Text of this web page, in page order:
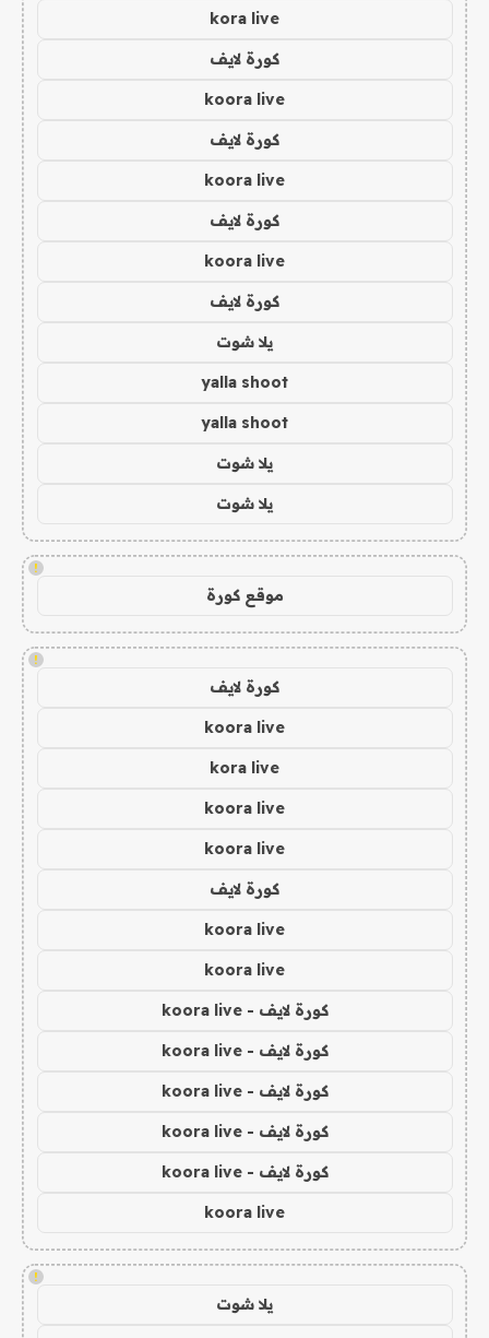
kora live
كورة لايف
koora live
كورة لايف
koora live
كورة لايف
koora live
كورة لايف
يلا شوت
yalla shoot
yalla shoot
يلا شوت
يلا شوت
!
موقع كورة
!
كورة لايف
koora live
kora live
koora live
koora live
كورة لايف
koora live
koora live
كورة لايف - koora live
كورة لايف - koora live
كورة لايف - koora live
كورة لايف - koora live
كورة لايف - koora live
koora live
!
يلا شوت